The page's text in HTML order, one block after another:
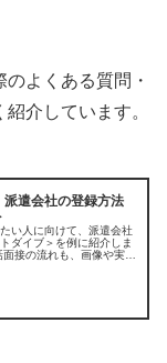
よくある質問・
介しています。
派遣会社の登録方法
い人に向けて、派遣会社
ダイブ＞を例に紹介しま
接の流れも、画像や実際